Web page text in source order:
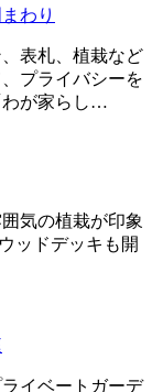
わり
表札、植栽など
プライバシーを
わが家らし…
気の植栽が印象
ッドデッキも開
イベートガーデ